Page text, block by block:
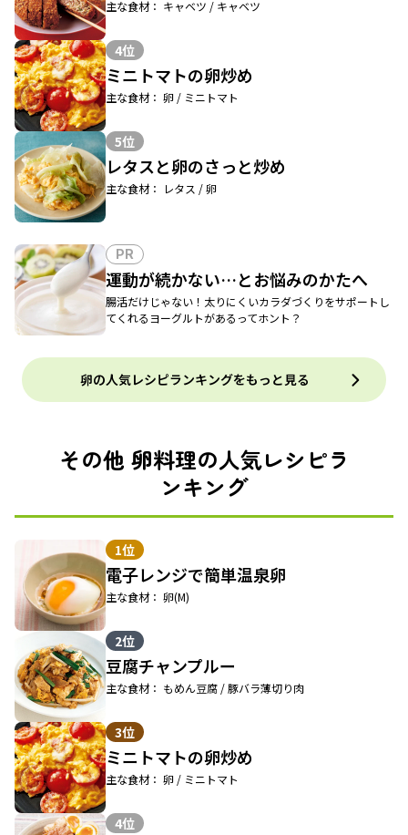
主な食材： キャベツ / キャベツ
4位
ミニトマトの卵炒め
主な食材： 卵 / ミニトマト
5位
レタスと卵のさっと炒め
主な食材： レタス / 卵
PR
運動が続かない…とお悩みのかたへ
腸活だけじゃない！太りにくいカラダづくりをサポートし
てくれるヨーグルトがあるってホント？
卵の人気レシピランキングをもっと見る
その他 卵料理の人気レシピラ
ンキング
1位
電子レンジで簡単温泉卵
主な食材： 卵(M)
2位
豆腐チャンプルー
主な食材： もめん豆腐 / 豚バラ薄切り肉
3位
ミニトマトの卵炒め
主な食材： 卵 / ミニトマト
4位